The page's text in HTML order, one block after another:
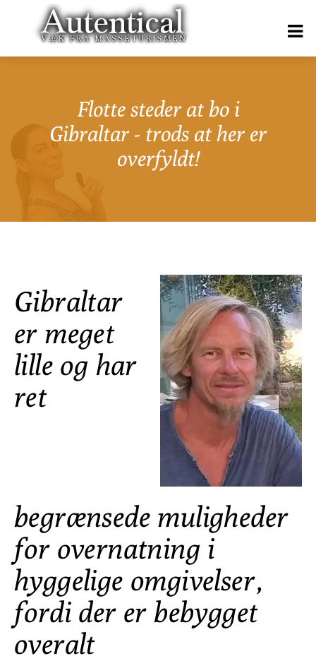
Flotte steder at bo i
Gibraltar - trods at her er
overfyldt!
Gibraltar
er meget
lille og har
ret
begrænsede muligheder
for overnatning i
hyggelige omgivelser,
fordi der er bebygget
overalt